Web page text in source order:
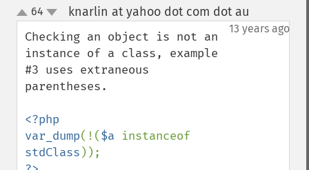
up
down
64 knarlin at yahoo dot com dot au
13 years ago
Checking an object is not an
instance of a class, example
#3 uses extraneous
parentheses.
<?php
var_dump(!($a
stdClass